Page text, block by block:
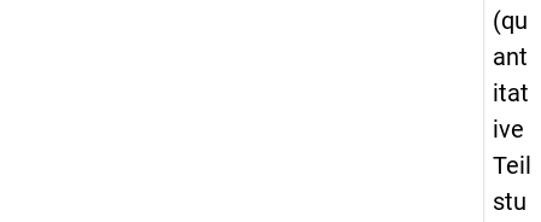
(qu
ant
itat
ive
Teil
stu